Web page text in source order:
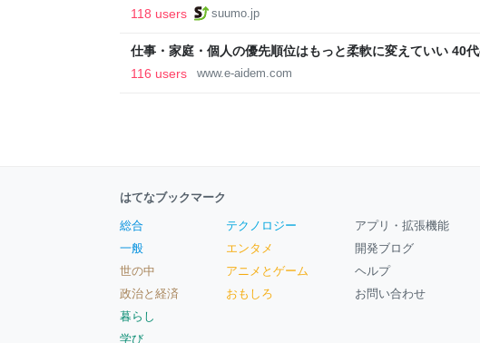
ルで挑む、盆踊り2万人集客や交通改善など“街の価値向上”
118 users suumo.jp
仕事・家庭・個人の優先順位はもっと柔軟に変えていい 40
後の自分に伝えたいこと - りっすん by イーアイデム
116 users www.e-aidem.com
はてなブックマーク
総合
一般
世の中
政治と経済
暮らし
学び
テクノロジー
エンタメ
アニメとゲーム
おもしろ
アプリ・拡張機能
開発ブログ
ヘルプ
お問い合わせ